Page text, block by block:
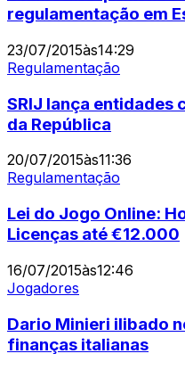
regulamentação em
23/07/2015às14:29
Regulamentação
SRIJ lança
da República
20/07/2015às11:36
Regulamentação
Lei do Jogo Online:
Licenças até €12.000
16/07/2015às12:46
Jogadores
Dario Minieri ilibado
finanças italianas